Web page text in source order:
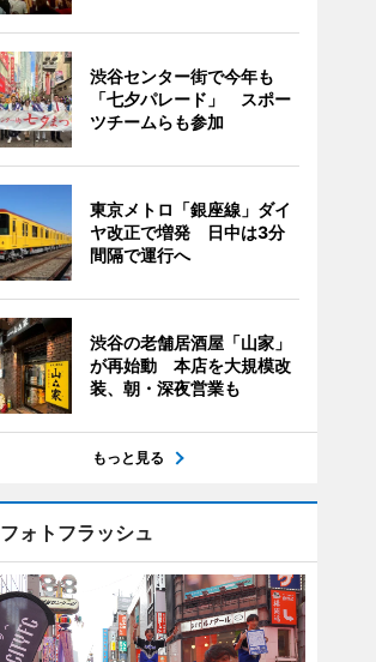
渋谷センター街で今年も
「七夕パレード」 スポー
ツチームらも参加
東京メトロ「銀座線」ダイ
ヤ改正で増発 日中は3分
間隔で運行へ
渋谷の老舗居酒屋「山家」
が再始動 本店を大規模改
装、朝・深夜営業も
もっと見る
フォトフラッシュ